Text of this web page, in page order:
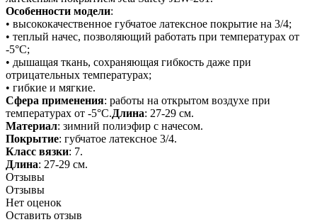
Особенности модели:
• высококачественное губчатое латексное покрытие на 3/4;
• теплый начес, позволяющий работать при температурах от
-5°С;
• дышащая ткань, сохраняющая гибкость даже при
отрицательных температурах;
• гибкие и мягкие.
Сфера применения: работы на открытом воздухе при
температурах от -5°С.Длина: 27-29 см.
Материал: зимний полиэфир с начесом.
Покрытие: губчатое латексное 3/4.
Класс вязки: 7.
Длина: 27-29 см.
Отзывы
Отзывы
Нет оценок
Оставить отзыв